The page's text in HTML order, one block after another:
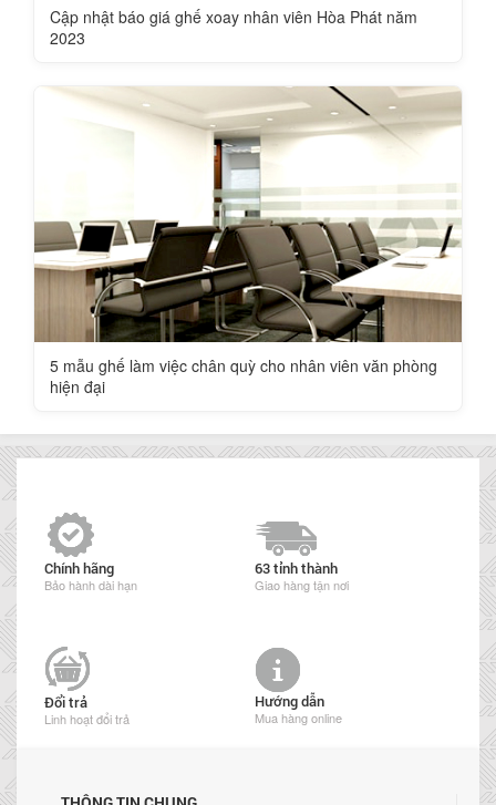
Cập nhật báo giá ghế xoay nhân viên Hòa Phát năm
2023
5 mẫu ghế làm việc chân quỳ cho nhân viên văn phòng
hiện đại
Chính hãng
Bảo hành dài hạn
63 tỉnh thành
Giao hàng tận nơi
Đổi trả
Linh hoạt đổi trả
Hướng dẫn
Mua hàng online